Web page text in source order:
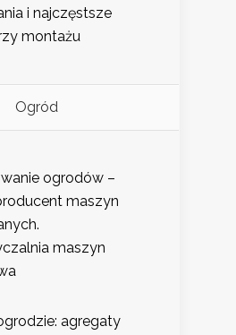
i najczęstsze
montażu
Ogród
ogrodów –
maszyn
maszyn
agregaty